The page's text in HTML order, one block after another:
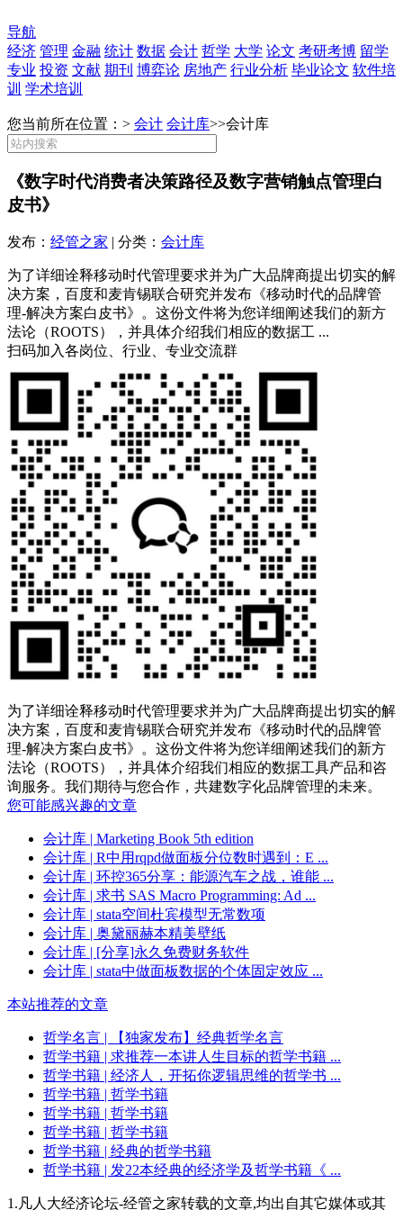
导航
经济 管理 金融 统计 数据 会计 哲学 大学 论文 考研考博 留学
专业 投资 文献 期刊 博弈论 房地产 行业分析 毕业论文 软件培
训 学术培训
您当前所在位置：> 会计 会计库>>会计库
《数字时代消费者决策路径及数字营销触点管理白
皮书》
发布： 经管之家 | 分类： 会计库
为了详细诠释移动时代管理要求并为广大品牌商提出切实的解
决方案，百度和麦肯锡联合研究并发布《移动时代的品牌管
理-解决方案白皮书》。这份文件将为您详细阐述我们的新方
法论（ROOTS），并具体介绍我们相应的数据工 ...
扫码加入各岗位、行业、专业交流群
为了详细诠释移动时代管理要求并为广大品牌商提出切实的解
决方案，百度和麦肯锡联合研究并发布《移动时代的品牌管
理-解决方案白皮书》。这份文件将为您详细阐述我们的新方
法论（ROOTS），并具体介绍我们相应的数据工具产品和咨
询服务。我们期待与您合作，共建数字化品牌管理的未来。
您可能感兴趣的文章
会计库 | Marketing Book 5th edition
会计库 | R中用rqpd做面板分位数时遇到：E ...
会计库 | 环控365分享：能源汽车之战，谁能 ...
会计库 | 求书 SAS Macro Programming: Ad ...
会计库 | stata空间杜宾模型无常数项
会计库 | 奥黛丽赫本精美壁纸
会计库 | [分享]永久免费财务软件
会计库 | stata中做面板数据的个体固定效应 ...
本站推荐的文章
哲学名言 | 【独家发布】经典哲学名言
哲学书籍 | 求推荐一本讲人生目标的哲学书籍 ...
哲学书籍 | 经济人，开拓你逻辑思维的哲学书 ...
哲学书籍 | 哲学书籍
哲学书籍 | 哲学书籍
哲学书籍 | 哲学书籍
哲学书籍 | 经典的哲学书籍
哲学书籍 | 发22本经典的经济学及哲学书籍《 ...
1.凡人大经济论坛-经管之家转载的文章,均出自其它媒体或其